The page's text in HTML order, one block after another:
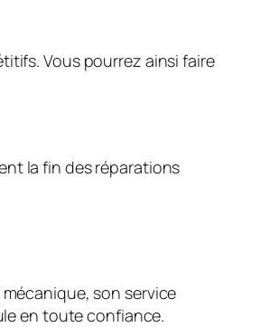
Vous pourrez ainsi faire
la fin des réparations
son service
en toute confiance.